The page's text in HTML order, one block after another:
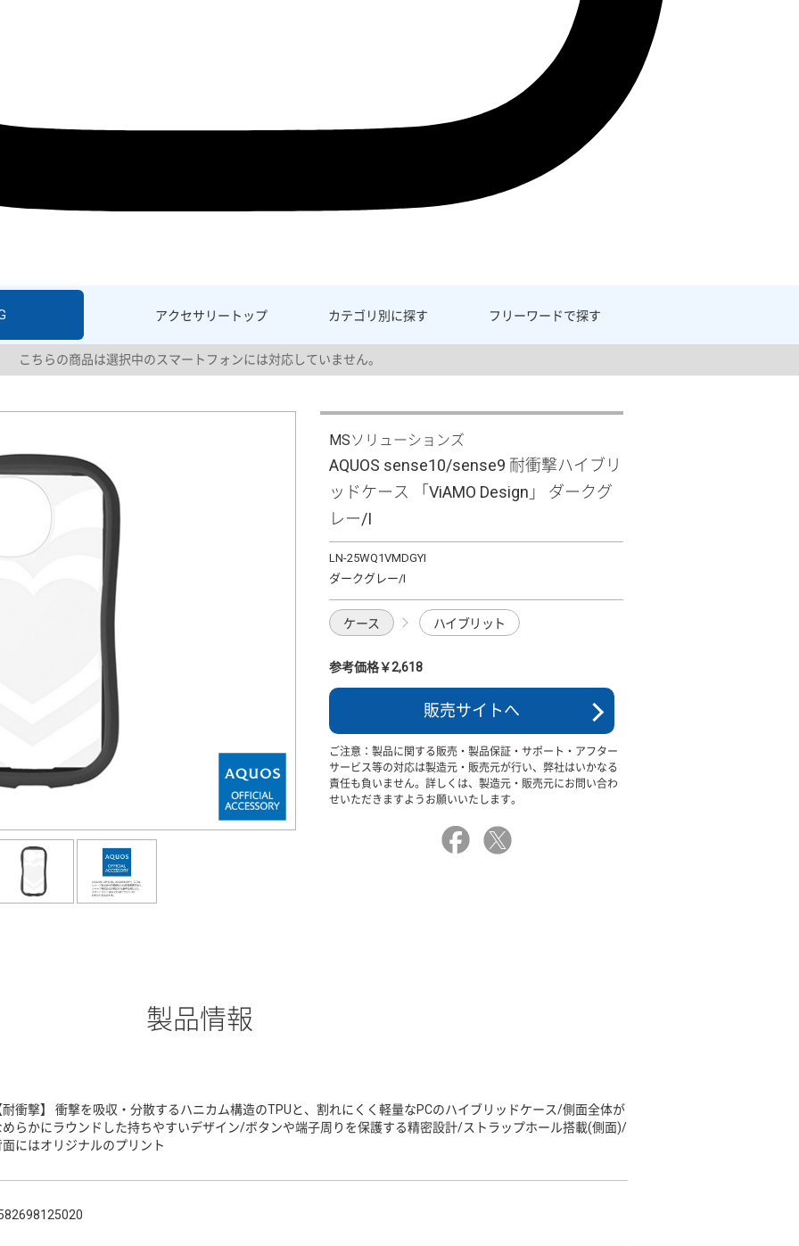
アクセサリー トップ カテゴリ別に探す フリーワードで探す
こちらの商品は選択中のスマートフォンには対応していません。
MSソリューションズ
AQUOS sense10/sense9 耐衝撃ハイブリ
ッドケース 「ViAMO Design」 ダークグ
レー/I
LN-25WQ1VMDGYI
ダークグレー/I
ケース ハイブリット
参考価格￥2,618
販売サイトへ
ご注意：製品に関する販売・製品保証・サポート・アフター
サービス等の対応は製造元・販売元が行い、弊社はいかなる
責任も負いません。詳しくは、製造元・販売元にお問い合わ
せいただきますようお願いいたします。
製品情報
耐衝撃】 衝撃を吸収・分散するハニカム構造のTPUと、割れにくく軽量なPCのハイブリッドケース/側面全体が
めらかにラウンドした持ちやすいデザイン/ボタンや端子周りを保護する精密設計/ストラップホール搭載(側面)/
面にはオリジナルのプリント